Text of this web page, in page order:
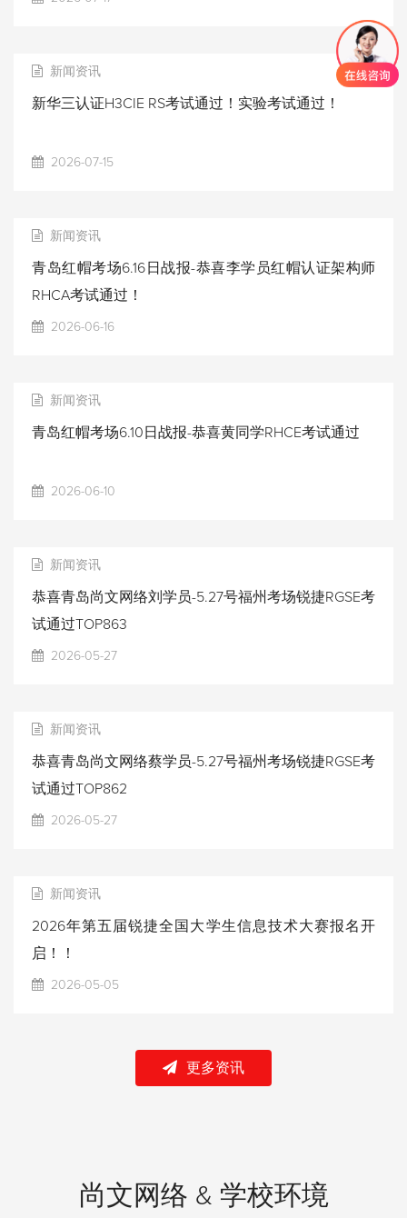
新闻资讯
新华三认证H3CIE RS考试通过！实验考试通过！
2026-07-15
新闻资讯
青岛红帽考场6.16日战报-恭喜李学员红帽认证架构师
RHCA考试通过！
2026-06-16
新闻资讯
青岛红帽考场6.10日战报-恭喜黄同学RHCE考试通过
2026-06-10
新闻资讯
恭喜青岛尚文网络刘学员-5.27号福州考场锐捷RGSE考
试通过TOP863
2026-05-27
新闻资讯
恭喜青岛尚文网络蔡学员-5.27号福州考场锐捷RGSE考
试通过TOP862
2026-05-27
新闻资讯
2026年第五届锐捷全国大学生信息技术大赛报名开
启！！
2026-05-05
更多资讯
尚文网络 & 学校环境